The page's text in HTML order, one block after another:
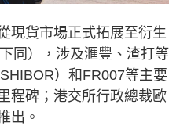
現貨市場正式拓展至衍生
同），涉及滙豐、渣打等
）和FR007等主要
程碑；港交所行政總裁歐
出。